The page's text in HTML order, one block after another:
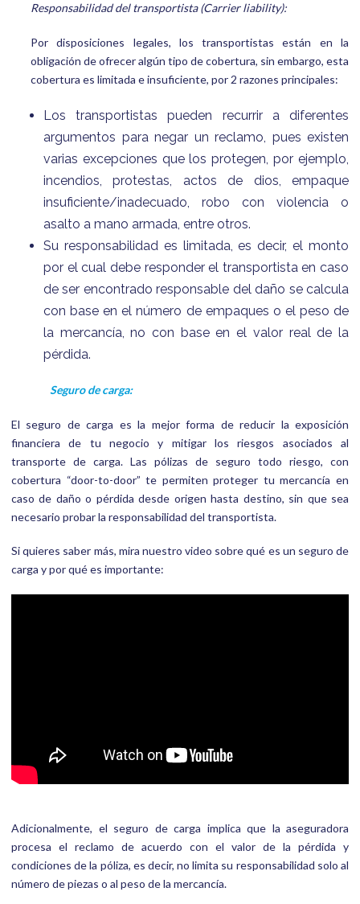
Responsabilidad del transportista (Carrier liability):
Por disposiciones legales, los transportistas están en la
obligación de ofrecer algún tipo de cobertura, sin embargo, esta
cobertura es limitada e insuficiente, por 2 razones principales:
Los transportistas pueden recurrir a diferentes
argumentos para negar un reclamo, pues existen
varias excepciones que los protegen, por ejemplo,
incendios, protestas, actos de dios, empaque
insuficiente/inadecuado, robo con violencia o
asalto a mano armada, entre otros.
Su responsabilidad es limitada, es decir, el monto
por el cual debe responder el transportista en caso
de ser encontrado responsable del daño se calcula
con base en el número de empaques o el peso de
la mercancía, no con base en el valor real de la
pérdida.
Seguro de carga:
El seguro de carga es la mejor forma de reducir la exposición
financiera de tu negocio y mitigar los riesgos asociados al
transporte de carga. Las pólizas de seguro todo riesgo, con
cobertura “door-to-door” te permiten proteger tu mercancía en
caso de daño o pérdida desde origen hasta destino, sin que sea
necesario probar la responsabilidad del transportista.
Si quieres saber más, mira nuestro video sobre qué es un seguro de
carga y por qué es importante:
Adicionalmente, el seguro de carga implica que la aseguradora
procesa el reclamo de acuerdo con el valor de la pérdida y
condiciones de la póliza, es decir, no limita su responsabilidad solo al
número de piezas o al peso de la mercancía.